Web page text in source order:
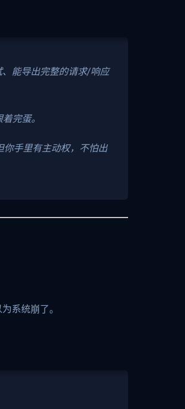
能导出完整的请求/响应
完蛋。
手里有主动权，不怕出
系统崩了。